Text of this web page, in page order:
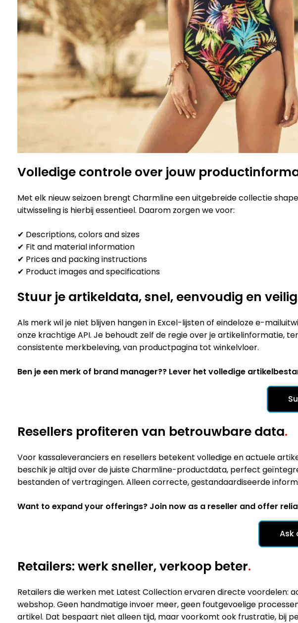
Volledige controle over jouw
Met elk nieuw seizoen brengt Charmline een uitgebreide collectie
uitwisseling is hierbij essentieel. Daarom zorgen we voor:
✔ Descriptions, colors and sizes
✔ Fit and material information
✔ Prices and packing instructions
✔ Product images and specifications
Stuur je artikeldata, snel, eenvoudig en veilig
Als merk wil je niet blijven hangen in Excel-lijsten of eindeloze e-
onze krachtige API. Je behoudt zelf de regie over je artikelinformatie,
consistente merkbeleving, van productpagina tot winkelvloer.
Ben je een merk of brand manager?? Lever het volledige
Resellers profiteren van betrouwbare data.
Voor kassaleveranciers en resellers betekent volledige en actuele
beschik je altijd over de juiste Charmline-productdata, perfect
bestanden of vertragingen. Alleen correcte, gestandaardiseerde
Want to expand your offerings? Join now as a reseller and offer
Ask
Retailers: werk sneller, verkoop beter.
Retailers die werken met Latest Collection ervaren directe
webshop. Geen handmatige invoer meer, geen foutgevoelige
artikel. Dat bespaart niet alleen tijd, maar voorkomt ook frustratie, bij